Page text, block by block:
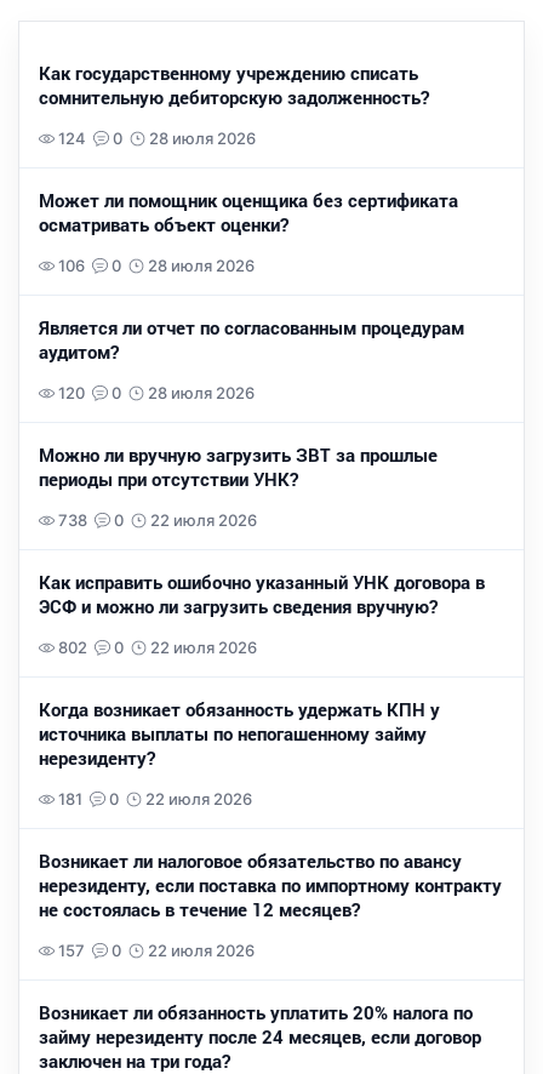
Как государственному учреждению списать
сомнительную дебиторскую задолженность?
124 0 28 июля 2026
Может ли помощник оценщика без сертификата
осматривать объект оценки?
106 0 28 июля 2026
Является ли отчет по согласованным процедурам
аудитом?
120 0 28 июля 2026
Можно ли вручную загрузить ЗВТ за прошлые
периоды при отсутствии УНК?
738 0 22 июля 2026
Как исправить ошибочно указанный УНК договора в
ЭСФ и можно ли загрузить сведения вручную?
802 0 22 июля 2026
Когда возникает обязанность удержать КПН у
источника выплаты по непогашенному займу
нерезиденту?
181 0 22 июля 2026
Возникает ли налоговое обязательство по авансу
нерезиденту, если поставка по импортному контракту
не состоялась в течение 12 месяцев?
157 0 22 июля 2026
Возникает ли обязанность уплатить 20% налога по
займу нерезиденту после 24 месяцев, если договор
заключен на три года?